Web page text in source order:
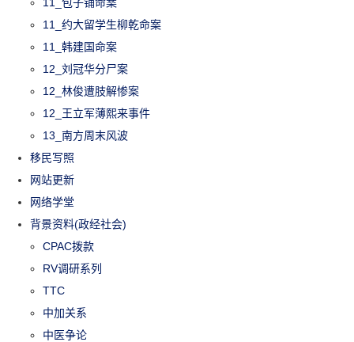
11_约大留学生柳乾命案
11_韩建国命案
12_刘冠华分尸案
12_林俊遭肢解惨案
12_王立军薄熙来事件
13_南方周末风波
移民写照
网站更新
网络学堂
背景资料(政经社会)
CPAC拨款
RV调研系列
TTC
中加关系
中医争论